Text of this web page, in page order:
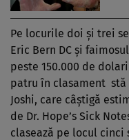
Pe locurile doi şi trei
Eric Bern DC şi
peste 150.000 de
patru în clasament stă
Joshi, care câştigă
de Dr. Hope’s Sick
clasează pe locul cinci